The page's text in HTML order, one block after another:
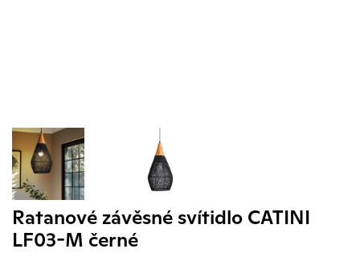
Ratanové závěsné svítidlo CATINI
LF03-M černé